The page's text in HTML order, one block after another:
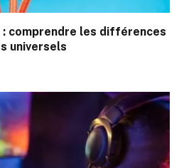
: comprendre les différences
universels